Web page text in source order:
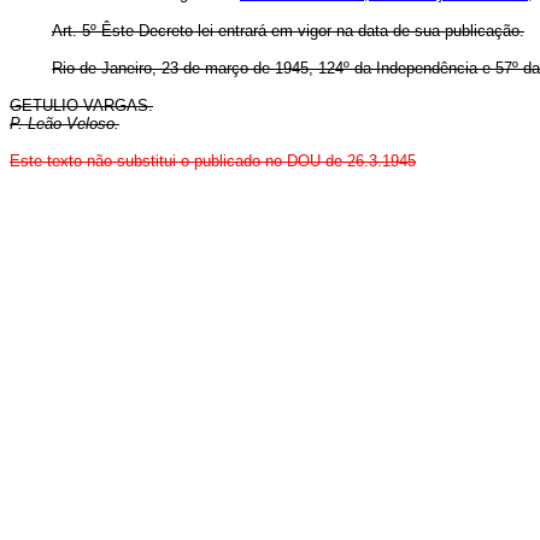
Art. 5º Êste Decreto-lei entrará em vigor na data de sua publicação.
Rio de Janeiro, 23 de março de 1945, 124º da Independência e 57º
GETULIO VARGAS.
P. Leão Veloso.
Este texto não substitui o publicado no DOU de 26.3.1945